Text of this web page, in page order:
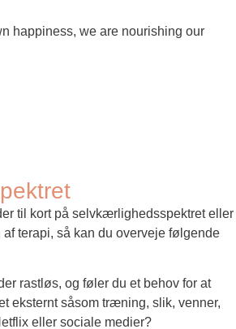
happiness, we are nourishing our
til kort på selvkærlighedsspektret eller
terapi, så kan du overveje følgende
rastløs, og føler du et behov for at
eksternt såsom træning, slik, venner,
eller sociale medier?